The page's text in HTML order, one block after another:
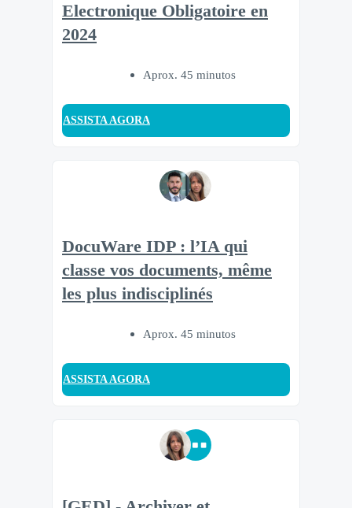
Electronique Obligatoire en
2024
Aprox. 45 minutos
ASSISTA AGORA
DocuWare IDP : l’IA qui
classe vos documents, même
les plus indisciplinés
Aprox. 45 minutos
ASSISTA AGORA